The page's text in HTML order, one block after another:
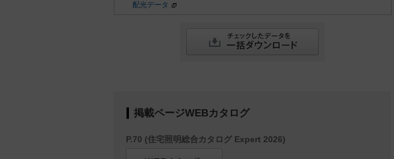
配光データ
掲載ページWEBカタログ
P.70 (住宅照明総合カタログ Expert 2026)